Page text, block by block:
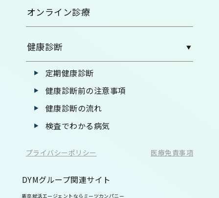
オンライン診療
健康診断
定期健康診断
健康診断前の注意事項
健康診断の流れ
検査でわかる病気
プライバシーポリシー 医療免責事項
DYMグループ関連サイト
新卒就活エージェントならミーツカンパニー